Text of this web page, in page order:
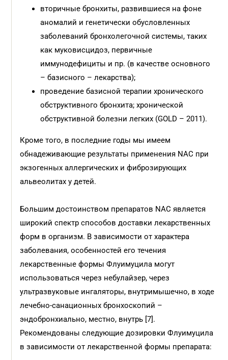
вторичные бронхиты, развившиеся на фоне
аномалий и генетически обусловленных
заболеваний бронхолегочной системы, таких
как муковисцидоз, первичные
иммунодефициты и пр. (в качестве основного
– базисного – лекарства);
проведение базисной терапии хронического
обструктивного бронхита; хронической
обструктивной болезни легких (GOLD – 2011).
Кроме того, в последние годы мы имеем
обнадеживающие результаты применения NАС при
экзогенных аллергических и фиброзирующих
альвеолитах у детей.
Большим достоинством препаратов NАС является
широкий спектр способов доставки лекарственных
форм в организм. В зависимости от характера
заболевания, особенностей его течения
лекарственные формы Флуимуцила могут
использоваться через небулайзер, через
ультразвуковые ингаляторы, внутримышечно, в ходе
лечебно-санационных бронхоскопий –
эндобронхиально, местно, внутрь [7].
Рекомендованы следующие дозировки Флуимуцила
в зависимости от лекарственной формы препарата: